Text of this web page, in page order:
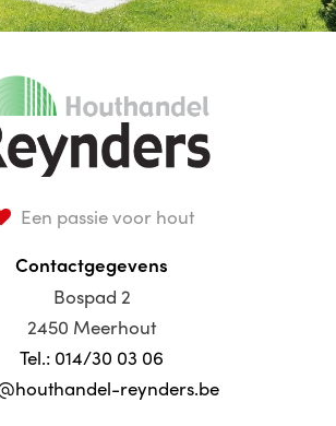
Een passie voor hout
Contactgegevens
Bospad 2
2450 Meerhout
Tel.: 014/30 03 06
reynders.be